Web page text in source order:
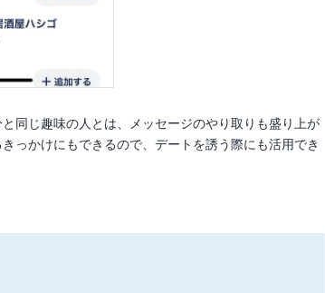
と同じ趣味の人とは、メッセージのやり取りも盛り上が
っかけにもできるので、デートを誘う際にも活用でき